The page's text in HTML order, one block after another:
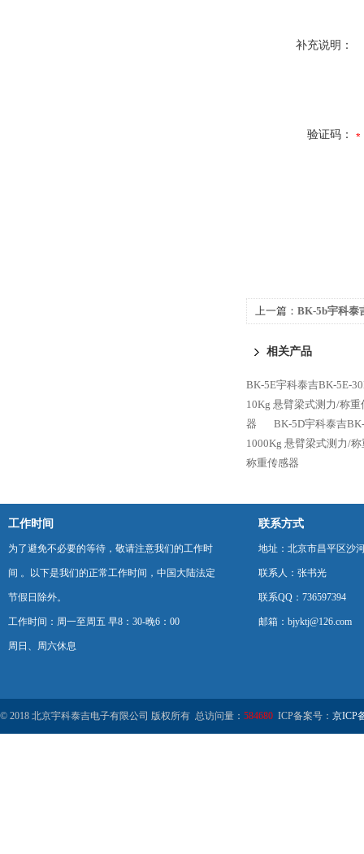
补充说明：
验证码：
上一篇： BK-5b宇科泰
相关产品
BK-5E宇科泰吉BK-5E-
10Kg 悬臂梁式测力/称重
器
BK-5D宇科泰吉
1000Kg 悬臂梁式测力/
称重传感器
工作时间
为了避免不必要的等待，敬请注意我们的工作时
间 。以下是我们的正常工作时间，中国大陆法定
节假日除外。
工作时间：周一至周五 早8：30-晚6：00
周日、周六休息
联系方式
地址：北京市昌平区沙
联系人：张书光
联系QQ：736597394
邮箱：bjyktj@126.com
© 2018 北京宇科泰吉电子有限公司 版权所有 总访问量： 584680 ICP备案号： 京ICP